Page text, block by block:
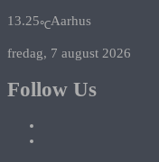
13.25℃Aarhus
fredag, 7 august 2026
Follow Us